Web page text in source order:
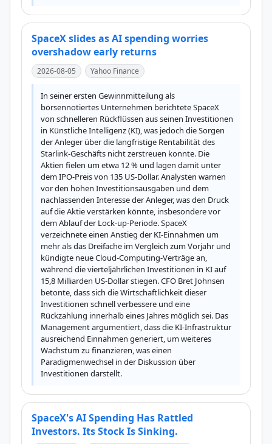
SpaceX slides as AI spending worries
overshadow early returns
2026-08-05 Yahoo Finance
In seiner ersten Gewinnmitteilung als
börsennotiertes Unternehmen berichtete SpaceX
von schnelleren Rückflüssen aus seinen Investitionen
in Künstliche Intelligenz (KI), was jedoch die Sorgen
der Anleger über die langfristige Rentabilität des
Starlink-Geschäfts nicht zerstreuen konnte. Die
Aktien fielen um etwa 12 % und lagen damit unter
dem IPO-Preis von 135 US-Dollar. Analysten warnen
vor den hohen Investitionsausgaben und dem
nachlassenden Interesse der Anleger, was den Druck
auf die Aktie verstärken könnte, insbesondere vor
dem Ablauf der Lock-up-Periode. SpaceX
verzeichnete einen Anstieg der KI-Einnahmen um
mehr als das Dreifache im Vergleich zum Vorjahr und
kündigte neue Cloud-Computing-Verträge an,
während die vierteljährlichen Investitionen in KI auf
15,8 Milliarden US-Dollar stiegen. CFO Bret Johnsen
betonte, dass sich die Wirtschaftlichkeit dieser
Investitionen schnell verbessere und eine
Rückzahlung innerhalb eines Jahres möglich sei. Das
Management argumentiert, dass die KI-Infrastruktur
ausreichend Einnahmen generiert, um weiteres
Wachstum zu finanzieren, was einen
Paradigmenwechsel in der Diskussion über
Investitionen darstellt.
SpaceX's AI Spending Has Rattled
Investors. Its Stock Is Sinking.